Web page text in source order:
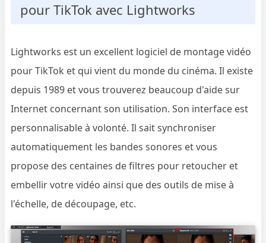
pour TikTok avec Lightworks
Lightworks est un excellent logiciel de montage vidéo
pour TikTok et qui vient du monde du cinéma. Il existe
depuis 1989 et vous trouverez beaucoup d'aide sur
Internet concernant son utilisation. Son interface est
personnalisable à volonté. Il sait synchroniser
automatiquement les bandes sonores et vous
propose des centaines de filtres pour retoucher et
embellir votre vidéo ainsi que des outils de mise à
l'échelle, de découpage, etc.